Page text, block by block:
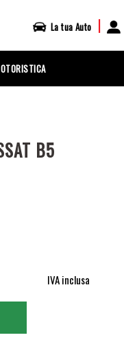
La tua Auto |
B5
IVA inclusa